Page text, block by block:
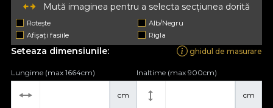
Mută imaginea pentru a selecta secțiunea dorită
Rotește
Alb/Negru
Afișați fasiile
Rigla
Seteaza dimensiunile: ghidul de masurare
cm
Lungime (max 1664cm)
cm
Inaltime (max 900cm)